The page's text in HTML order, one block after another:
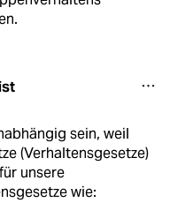
sein, weil
(Verhaltensgesetze)
unsere
wie: